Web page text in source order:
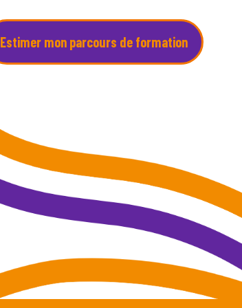
Estimer mon parcours de formation